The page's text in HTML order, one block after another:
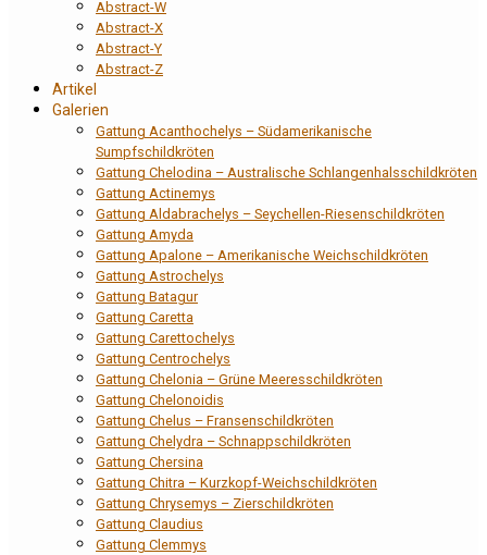
Abstract-W
Abstract-X
Abstract-Y
Abstract-Z
Artikel
Galerien
Gattung Acanthochelys – Südamerikanische
Sumpfschildkröten
Gattung Chelodina – Australische Schlangenhalsschildkröten
Gattung Actinemys
Gattung Aldabrachelys – Seychellen-Riesenschildkröten
Gattung Amyda
Gattung Apalone – Amerikanische Weichschildkröten
Gattung Astrochelys
Gattung Batagur
Gattung Caretta
Gattung Carettochelys
Gattung Centrochelys
Gattung Chelonia – Grüne Meeresschildkröten
Gattung Chelonoidis
Gattung Chelus – Fransenschildkröten
Gattung Chelydra – Schnappschildkröten
Gattung Chersina
Gattung Chitra – Kurzkopf-Weichschildkröten
Gattung Chrysemys – Zierschildkröten
Gattung Claudius
Gattung Clemmys